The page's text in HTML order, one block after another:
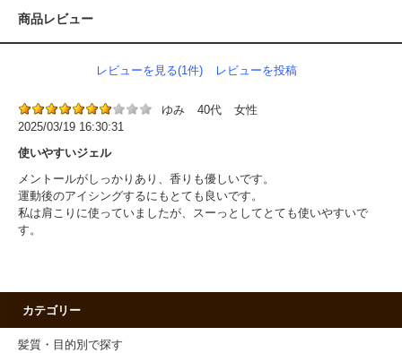
商品レビュー
レビューを見る(1件) レビューを投稿
ゆみ 40代
女性
2025/03/19 16:30:31
使いやすいジェル
メントールがしっかりあり、香りも優しいです。
運動後のアイシングするにもとても良いです。
私は肩こりに使っていましたが、スーっとしてとても使いやすいで
す。
カテゴリー
髪質・目的別で探す